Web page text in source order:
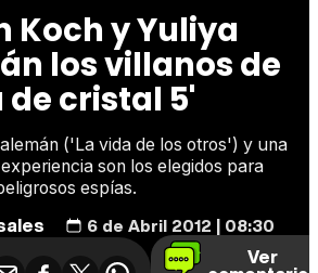
Koch y Yuliya
los villanos de
de cristal 5'
('La vida de los otros') y una
son los elegidos para
espías.
6 de Abril 2012 | 08:30
Ver